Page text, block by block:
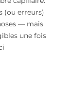
(ou erreurs)
— mais
une fois